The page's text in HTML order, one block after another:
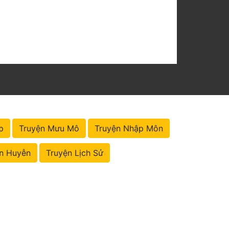
Truyện Mưu Mô Truyện Nhập Môn
Huyễn Truyện Lịch Sử